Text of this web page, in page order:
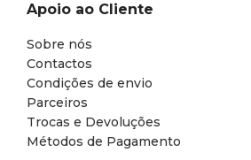
Apoio ao Cliente
Sobre nós
Contactos
Condições de envio
Parceiros
Trocas e Devoluções
Métodos de Pagamento